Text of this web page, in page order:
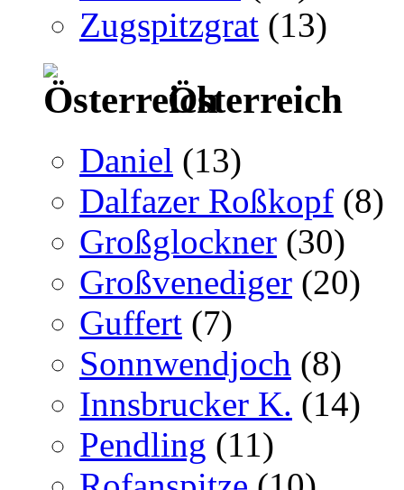
Zugspitzgrat (13)
Österreich
Daniel (13)
Dalfazer Roßkopf (8)
Großglockner (30)
Großvenediger (20)
Guffert (7)
Sonnwendjoch (8)
Innsbrucker K. (14)
Pendling (11)